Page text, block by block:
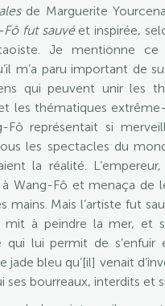
de Marguerite
fut sauvéet inspirée,
Je mentionne
m’a paru important de
qui peuvent unir les
les thématiques
Fô représentait si
les spectacles du
la réalité.
Wang-Fô et menaça de
mains. Mais l’artiste fut
mit à peindre la mer, et
qui lui permit de s’enfuir
jade bleu qu’[il] venait
ses bourreaux, interdits et